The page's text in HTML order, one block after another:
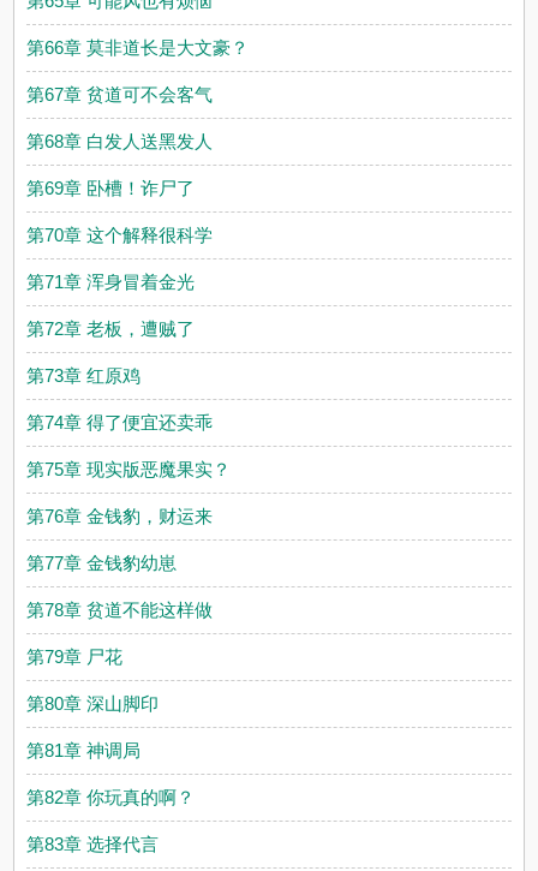
第66章 莫非道长是大文豪？
第67章 贫道可不会客气
第68章 白发人送黑发人
第69章 卧槽！诈尸了
第70章 这个解释很科学
第71章 浑身冒着金光
第72章 老板，遭贼了
第73章 红原鸡
第74章 得了便宜还卖乖
第75章 现实版恶魔果实？
第76章 金钱豹，财运来
第77章 金钱豹幼崽
第78章 贫道不能这样做
第79章 尸花
第80章 深山脚印
第81章 神调局
第82章 你玩真的啊？
第83章 选择代言